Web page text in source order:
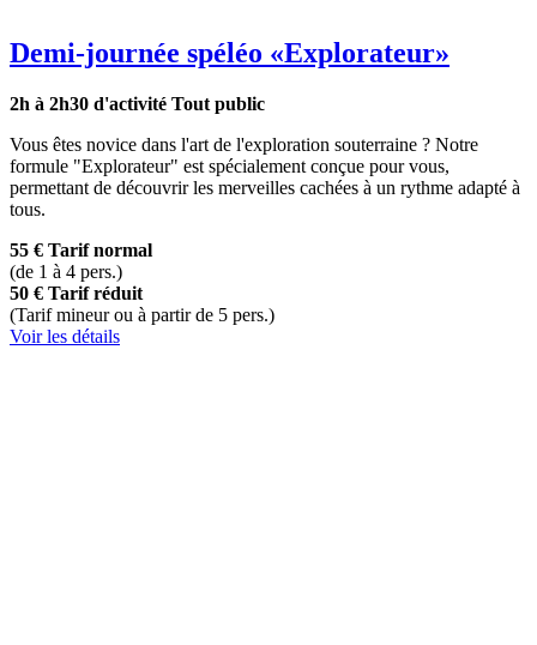
Demi-journée spéléo «Explorateur»
2h à 2h30 d'activité Tout public
Vous êtes novice dans l'art de l'exploration souterraine ? Notre
formule "Explorateur" est spécialement conçue pour vous,
permettant de découvrir les merveilles cachées à un rythme adapté à
tous.
55 € Tarif normal
(de 1 à 4 pers.)
50 € Tarif réduit
(Tarif mineur ou à partir de 5 pers.)
Voir les détails